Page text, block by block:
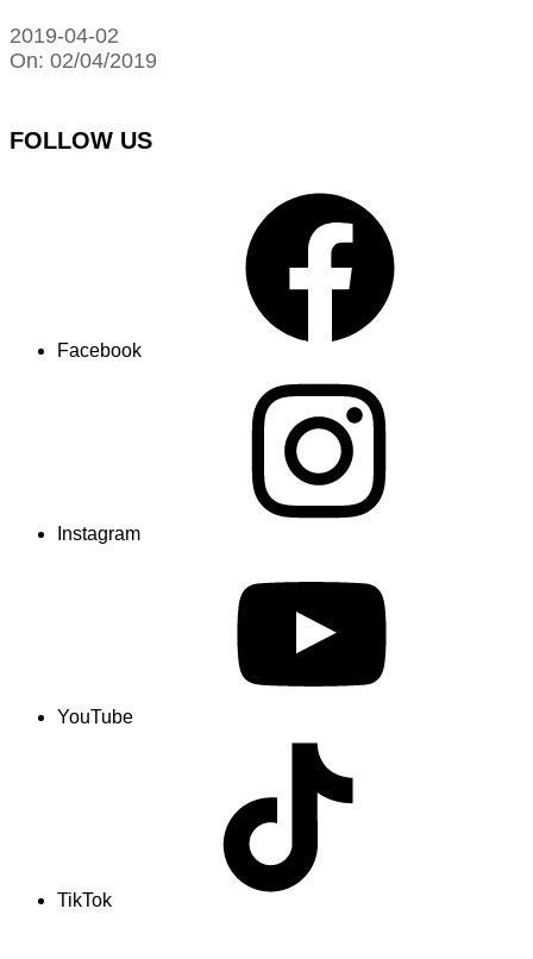
2019-04-02
On: 02/04/2019
FOLLOW US
Facebook
Instagram
YouTube
TikTok